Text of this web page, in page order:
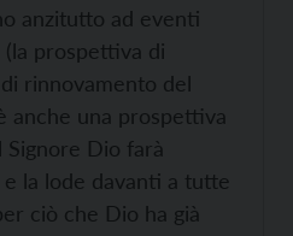
anzitutto ad eventi
prospettiva di
rinnovamento del
anche una prospettiva
Signore Dio farà
la lode davanti a tutte
ciò che Dio ha già